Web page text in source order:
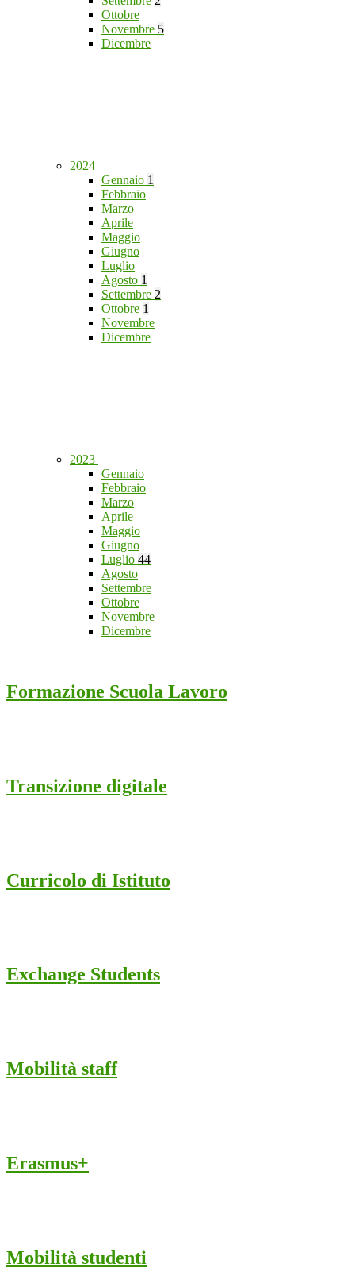
Ottobre
Novembre 5
Dicembre
2024
Gennaio 1
Febbraio
Marzo
Aprile
Maggio
Giugno
Luglio
Agosto 1
Settembre 2
Ottobre 1
Novembre
Dicembre
2023
Gennaio
Febbraio
Marzo
Aprile
Maggio
Giugno
Luglio 44
Agosto
Settembre
Ottobre
Novembre
Dicembre
Formazione Scuola Lavoro
Transizione digitale
Curricolo di Istituto
Exchange Students
Mobilità staff
Erasmus+
Mobilità studenti